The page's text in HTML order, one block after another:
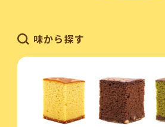
味から探す